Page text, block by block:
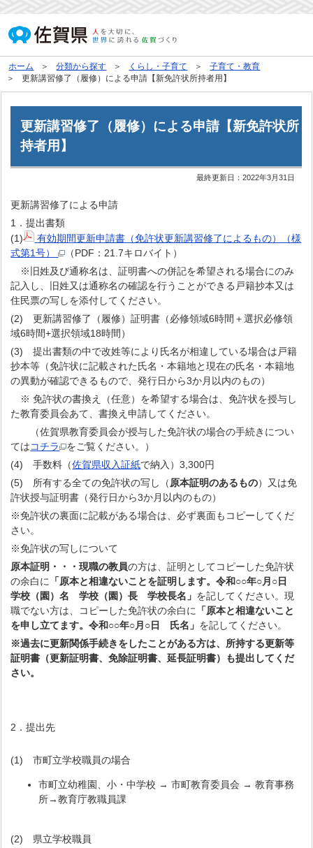
ホーム 分類から探す くらし・子育て
子育て・教育
更新講習修了（履修）による申請【新免許状所持者用】
更新講習修了（履修）による申請【新免許状所
持者用】
最終更新日：2022年3月31日
更新講習修了による申請
1．提出書類
(1)
有効期間更新申請書（免許状更新講習修了によるもの）（様
式第1号）
（PDF：21.7キロバイト）
※旧姓及び通称名は、証明書への併記を希望される場合にのみ
記入し、旧姓又は通称名の確認を行うことができる戸籍抄本又は
住民票の写しを添付してください。
(2) 更新講習修了（履修）証明書（必修領域6時間＋選択必修領
域6時間+選択領域18時間）
(3) 提出書類の中で改姓等により氏名が相違している場合は戸籍
抄本等（免許状に記載された氏名・本籍地と現在の氏名・本籍地
の異動が確認できるもので、発行日から3か月以内のもの）
※ 免許状の書換え（任意）を希望する場合は、免許状を授与し
た教育委員会あて、書換え申請してください。
（佐賀県教育委員会が授与した免許状の場合の手続きについ
てはコチラ
をご覧ください。）
(4) 手数料（佐賀県収入証紙で納入）3,300円
(5) 所有する全ての免許状の写し（原本証明のあるもの）又は免
許状授与証明書（発行日から3か月以内のもの）
※免許状の裏面に記載がある場合は、必ず裏面もコピーしてくだ
さい。
※免許状の写しについて
原本証明・・・現職の教員の方は、証明としてコピーした免許状
の余白に
「原本と相違ないことを証明します。令和○○年○月○日
学校（園）名 学校（園）長 学校長名」 を記してください。現
職でない方は、コピーした免許状の余白に
「原本と相違ないこと
を申し立てます。令和○○年○月○日 氏名」 を記してください。
※過去に更新関係手続きをしたことがある方は、所持する更新等
証明書（更新証明書、免除証明書、延長証明書）も提出してくだ
さい。
2．提出先
(1) 市町立学校職員の場合
市町立幼稚園、小・中学校 → 市町教育委員会 → 教育事務
所→教育庁教職員課
(2) 県立学校職員